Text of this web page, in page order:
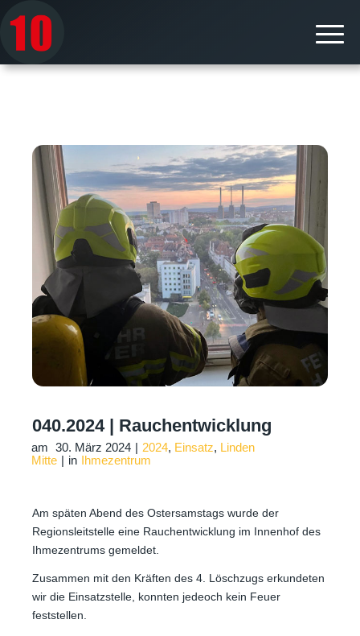
040.2024 | Rauchentwicklung
am 30. März 2024 | 2024, Einsatz, Linden
Mitte | in Ihmezentrum
Am späten Abend des Ostersamstags wurde der
Regionsleitstelle eine Rauchentwicklung im Innenhof des
Ihmezentrums gemeldet.
Zusammen mit den Kräften des 4. Löschzugs erkundeten
wir die Einsatzstelle, konnten jedeoch kein Feuer
feststellen.